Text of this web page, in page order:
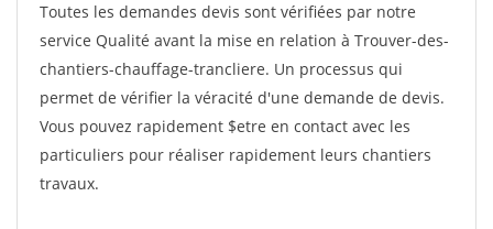
Toutes les demandes devis sont vérifiées par notre
service Qualité avant la mise en relation à Trouver-des-
chantiers-chauffage-trancliere. Un processus qui
permet de vérifier la véracité d'une demande de devis.
Vous pouvez rapidement $etre en contact avec les
particuliers pour réaliser rapidement leurs chantiers
travaux.